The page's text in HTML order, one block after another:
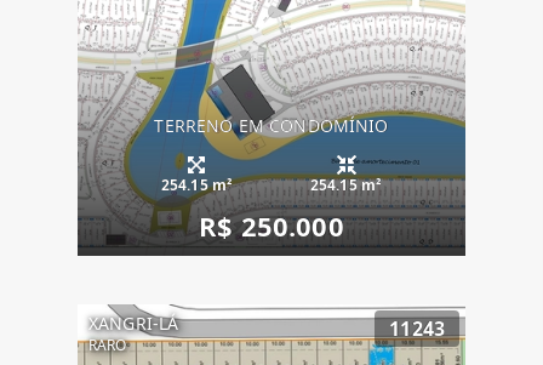
TERRENO EM CONDOMÍNIO
254.15 m² 254.15 m²
R$ 250.000
XANGRI-LÁ
RARO
11243